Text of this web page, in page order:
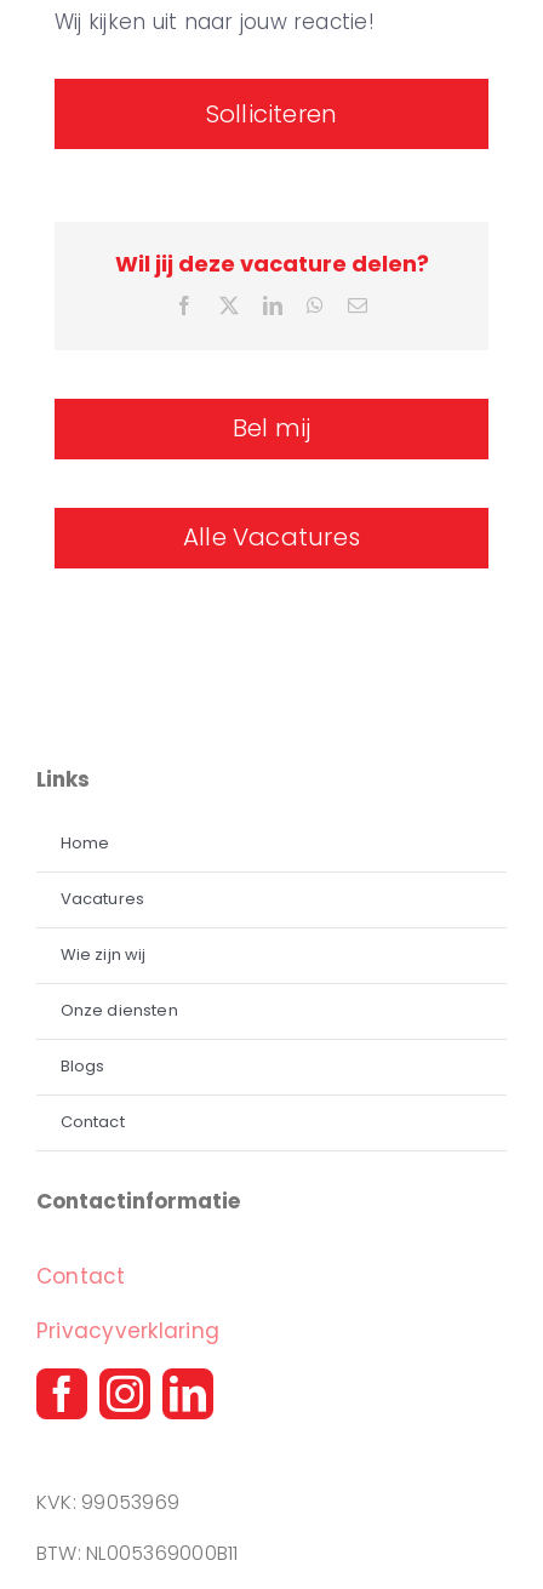
Wij kijken uit naar jouw reactie!
Solliciteren
Wil jij deze vacature delen?
FacebookLinkedInWhatsApp
E-
Bel mij
Alle Vacatures
Links
Home
Vacatures
Wie zijn wij
Onze diensten
Blogs
Contact
Contactinformatie
Contact
Privacyverklaring
KVK: 99053969
BTW: NL005369000B11